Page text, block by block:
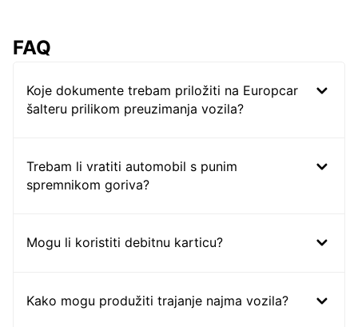
FAQ
Koje dokumente trebam priložiti na Europcar
šalteru prilikom preuzimanja vozila?
Trebam li vratiti automobil s punim
spremnikom goriva?
Mogu li koristiti debitnu karticu?
Kako mogu produžiti trajanje najma vozila?